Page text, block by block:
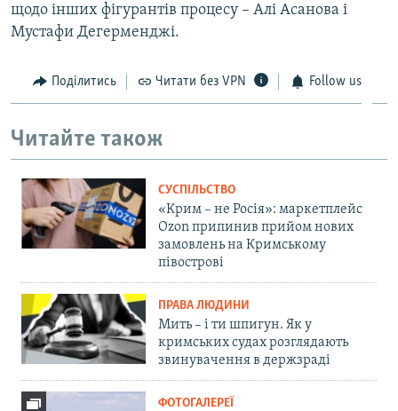
щодо інших фігурантів процесу – Алі Асанова і
Мустафи Дегерменджі.
Поділитись Читати без VPN Follow us
Читайте також
СУСПІЛЬСТВО
«Крим – не Росія»: маркетплейс
Ozon припинив прийом нових
замовлень на Кримському
півострові
ПРАВА ЛЮДИНИ
Мить – і ти шпигун. Як у
кримських судах розглядають
звинувачення в держзраді
ФОТОГАЛЕРЕЇ